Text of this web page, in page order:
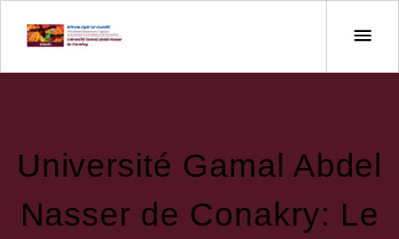
Université Gamal Abdel
Nasser de Conakry: Le